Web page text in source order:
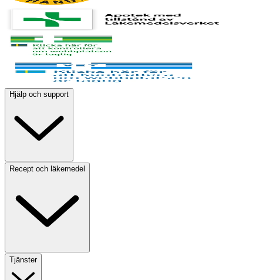
Hjälp och support
Recept och läkemedel
Tjänster